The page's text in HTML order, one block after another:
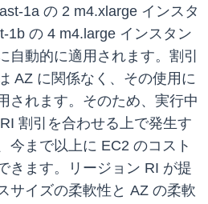
1a の 2 m4.xlarge インスタ
1b の 4 m4.large インスタン
自動的に適用されます。割引
AZ に関係なく、その使用に
されます。そのため、実行中
割引を合わせる上で発生す
今まで以上に EC2 のコスト
きます。リージョン RI が提
サイズの柔軟性と AZ の柔軟